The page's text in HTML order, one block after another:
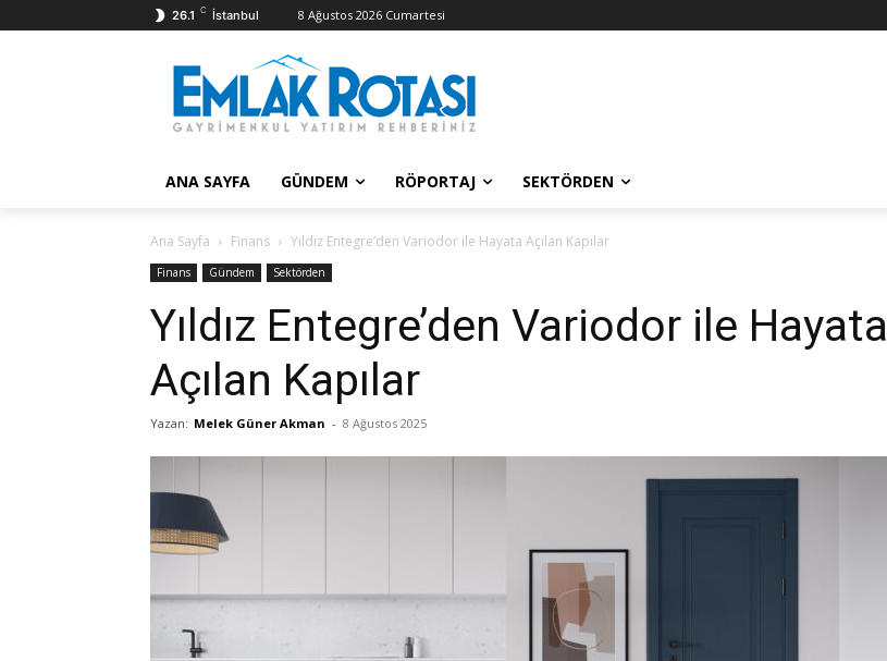
26.1 C İstanbul 8 Ağustos 2026 Cumartesi
ANA SAYFA GÜNDEM RÖPORTAJ SEKTÖRDEN
Ana Sayfa Finans Yıldız Entegre’den Variodor ile Hayata Açılan Kapılar
Finans Gündem Sektörden
Yıldız Entegre’den Variodor ile Hayata
Açılan Kapılar
Yazan: Melek Güner Akman - 8 Ağustos 2025